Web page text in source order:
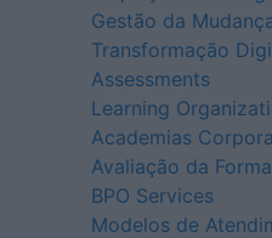
Gestão da
Transformação
Assessments
Learning
Academias
Avaliação da
BPO Services
Modelos de